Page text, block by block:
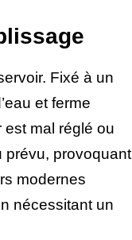
Fixé à un
et ferme
est mal réglé ou
prévu, provoquant
modernes
nécessitant un